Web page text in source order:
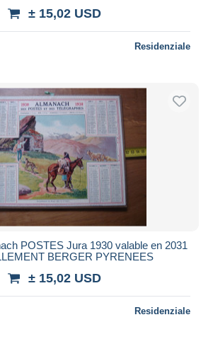
± 15,02 USD
Residenziale
POSTES Jura 1930 valable en 2031
BERGER PYRENEES
± 15,02 USD
Residenziale